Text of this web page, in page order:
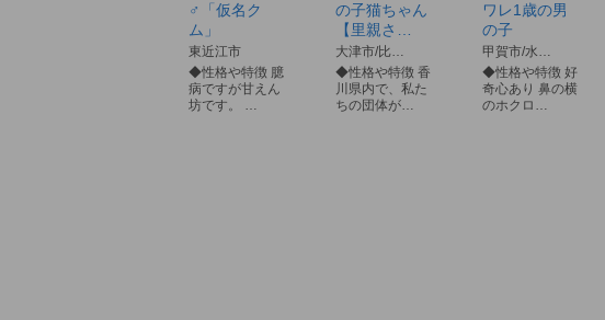
♂「仮名ク
ム」
東近江市
◆性格や特徴 臆
病ですが甘えん
坊です。 …
の子猫ちゃん
【里親さ…
大津市/比…
◆性格や特徴 香
川県内で、私た
ちの団体が…
ワレ1歳の男
の子
甲賀市/水…
◆性格や特徴 好
奇心あり 鼻の横
のホクロ…